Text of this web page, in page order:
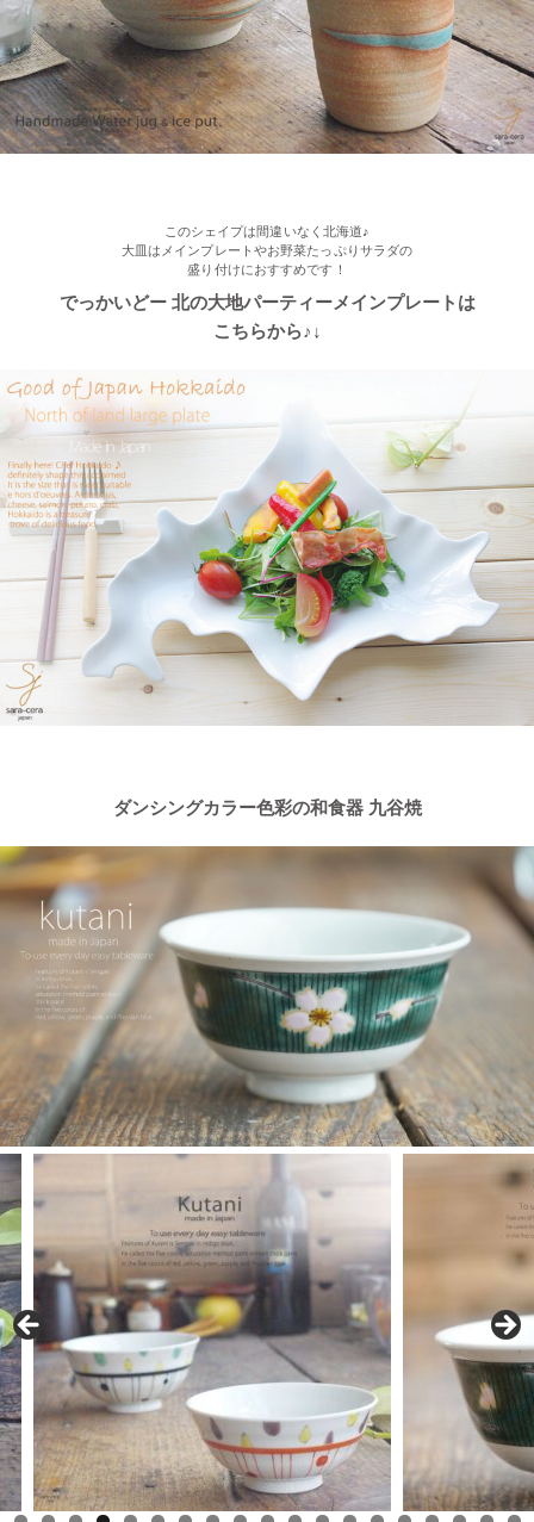
光沢ある真っ黒な和モダン食器 ポカポカ春さくらの舞桜 24ピー
ス家族セット
このシェイプは間違いなく北海道♪
大皿はメインプレートやお野菜たっぷりサラダの
盛り付けにおすすめです！
でっかいどー 北の大地パーティーメインプレートは
こちらから♪↓
ダンシングカラー色彩の和食器 九谷焼